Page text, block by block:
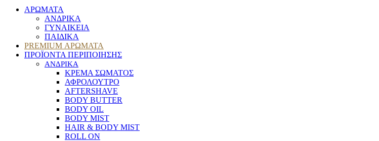
ΑΡΩΜΑΤΑ
ΑΝΔΡΙΚΑ
ΓΥΝΑΙΚΕΙΑ
ΠΑΙΔΙΚΑ
PREMIUM ΑΡΩΜΑΤΑ
ΠΡΟΪΟΝΤΑ ΠΕΡΙΠΟΙΗΣΗΣ
ΑΝΔΡΙΚΑ
ΚΡΕΜΑ ΣΩΜΑΤΟΣ
ΑΦΡΟΛΟΥΤΡΟ
AFTERSHAVE
BODY BUTTER
BODY OIL
BODY MIST
HAIR & BODY MIST
ROLL ON